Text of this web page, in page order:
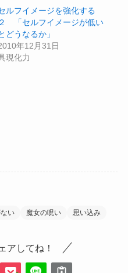
ルフイメージを強化する
２ 「セルフイメージが低い
どうなるか」
年12月31日
現化力
い 魔女の呪い 思い込み
アしてね！